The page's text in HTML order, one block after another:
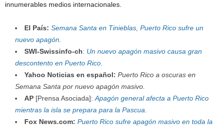
innumerables medios internacionales.
El País: Semana Santa en Tinieblas, Puerto Rico sufre un
nuevo apagón
SWI-Swissinfo-ch: Un nuevo apagón masivo causa gran
descontento en Puerto Rico
Yahoo Noticias en español: Puerto Rico a oscuras en
Semana Santa por nuevo apagón masivo.
AP [Prensa Asociada]: Apagón general afecta a Puerto Rico
mientras la isla se prepara para la Pascua
Fox News.com: Puerto Rico sufre apagón masivo en toda la